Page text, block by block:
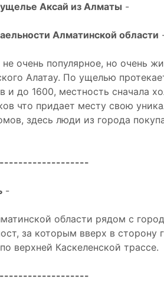
Аксай из Алматы -
Алматинской области
очень популярное, но очень
Алатау. По ущелью
и до 1600, местность сначала
что придает месту свою
здесь люди из города
-
области рядом с
за которым вверх в сторону
верхней Каскеленской трассе.